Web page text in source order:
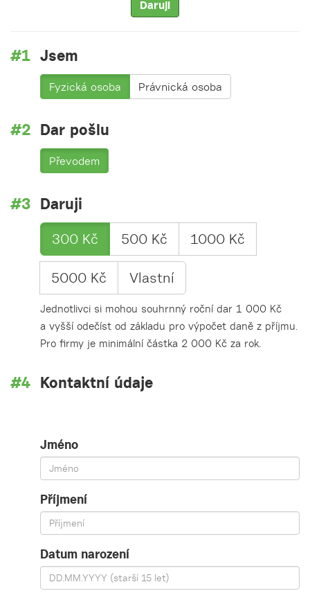
Daruji
Jsem
Fyzická osoba Právnická osoba
Dar pošlu
Převodem
Daruji
300 Kč 500 Kč 1000 Kč
5000 Kč Vlastní
Jednotlivci si mohou souhrnný roční dar 1 000 Kč
a vyšší odečíst od základu pro výpočet daně z příjmu.
Pro firmy je minimální částka 2 000 Kč za rok.
Kontaktní údaje
Jméno
Příjmení
Datum narození